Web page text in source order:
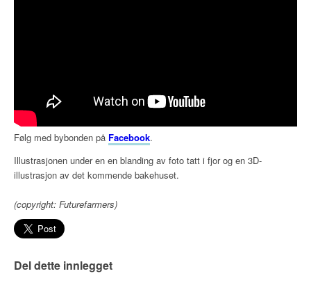
Følg med bybonden på Facebook.
Illustrasjonen under en en blanding av foto tatt i fjor og en 3D-
illustrasjon av det kommende bakehuset.
(copyright: Futurefarmers)
Del dette innlegget